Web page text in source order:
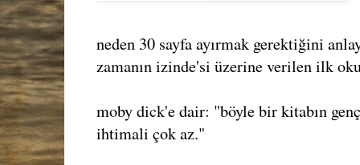
neden 30 sayfa ayırmak gerektiğini
zamanın izinde'si üzerine verilen ilk
moby dick'e dair: "böyle bir kitabın
ihtimali çok az."